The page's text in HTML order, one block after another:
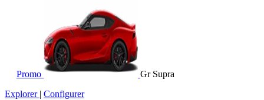
Promo
Gr Supra
Explorer | Configurer